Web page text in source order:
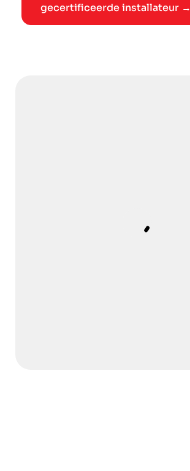
gecertificeerde installateur →